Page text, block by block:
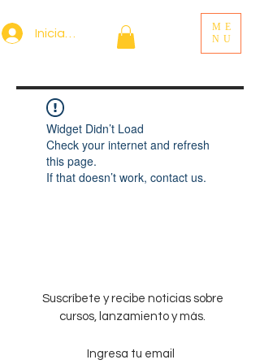
Iniciar sesión
ME
NU
Widget Didn’t Load
Check your internet and refresh
this page.
If that doesn’t work, contact us.
Suscríbete y recibe noticias sobre
cursos, lanzamiento y más.